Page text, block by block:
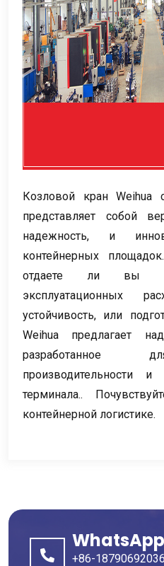
Козловой кран
представляет собой
надежность, и
контейнерных
отдаете ли вы
эксплуатационных
устойчивость, или
Weihua предлагает
разработанное
производительности
терминала..
контейнерной логистике.
+86-18790692036